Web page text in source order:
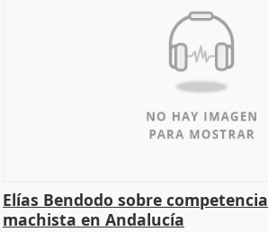
Elías Bendodo sobre
machista en Andalucía